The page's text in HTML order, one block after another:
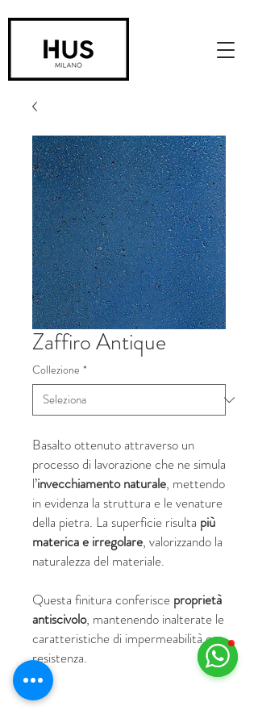
Zaffiro Antique
Collezione *
Basalto ottenuto attraverso un
processo di lavorazione che ne simula
l’invecchiamento naturale, mettendo
in evidenza la struttura e le venature
della pietra. La superficie risulta più
materica e irregolare, valorizzando la
naturalezza del materiale.
Questa finitura conferisce proprietà
antiscivolo, mantenendo inalterate le
caratteristiche di impermeabilità e
resistenza.